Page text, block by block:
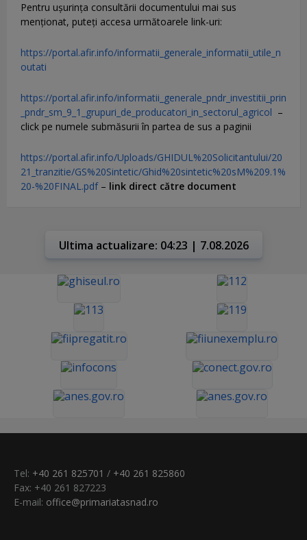
Pentru uşurinţa consultării documentului mai sus
menţionat, puteţi accesa următoarele link-uri:
https://portal.afir.info/informatii_generale_informatii_utile_n
outati
https://portal.afir.info/informatii_generale_pndr_investitii_prin
_pndr_sm_9_1_grupuri_de_producatori_in_sectorul_agricol –
click pe numele submăsurii în partea de sus a paginii
https://portal.afir.info/Uploads/GHIDUL%20Solicitantului/20
21_tranzitie/GS%20Sintetic/Ghid%20sintetic%20sM%209.1%
20-%20FINAL.pdf– link direct către document
Ultima actualizare: 04:23 | 7.08.2026
Tel: +40 261 825701 / +40 261 825860
Fax: +40 261 827223
E-mail: office@primariatasnad.ro